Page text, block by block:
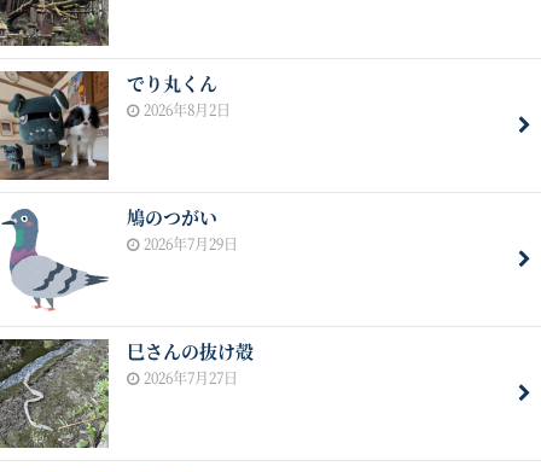
でり丸くん
2026年8月2日
鳩のつがい
2026年7月29日
巳さんの抜け殻
2026年7月27日